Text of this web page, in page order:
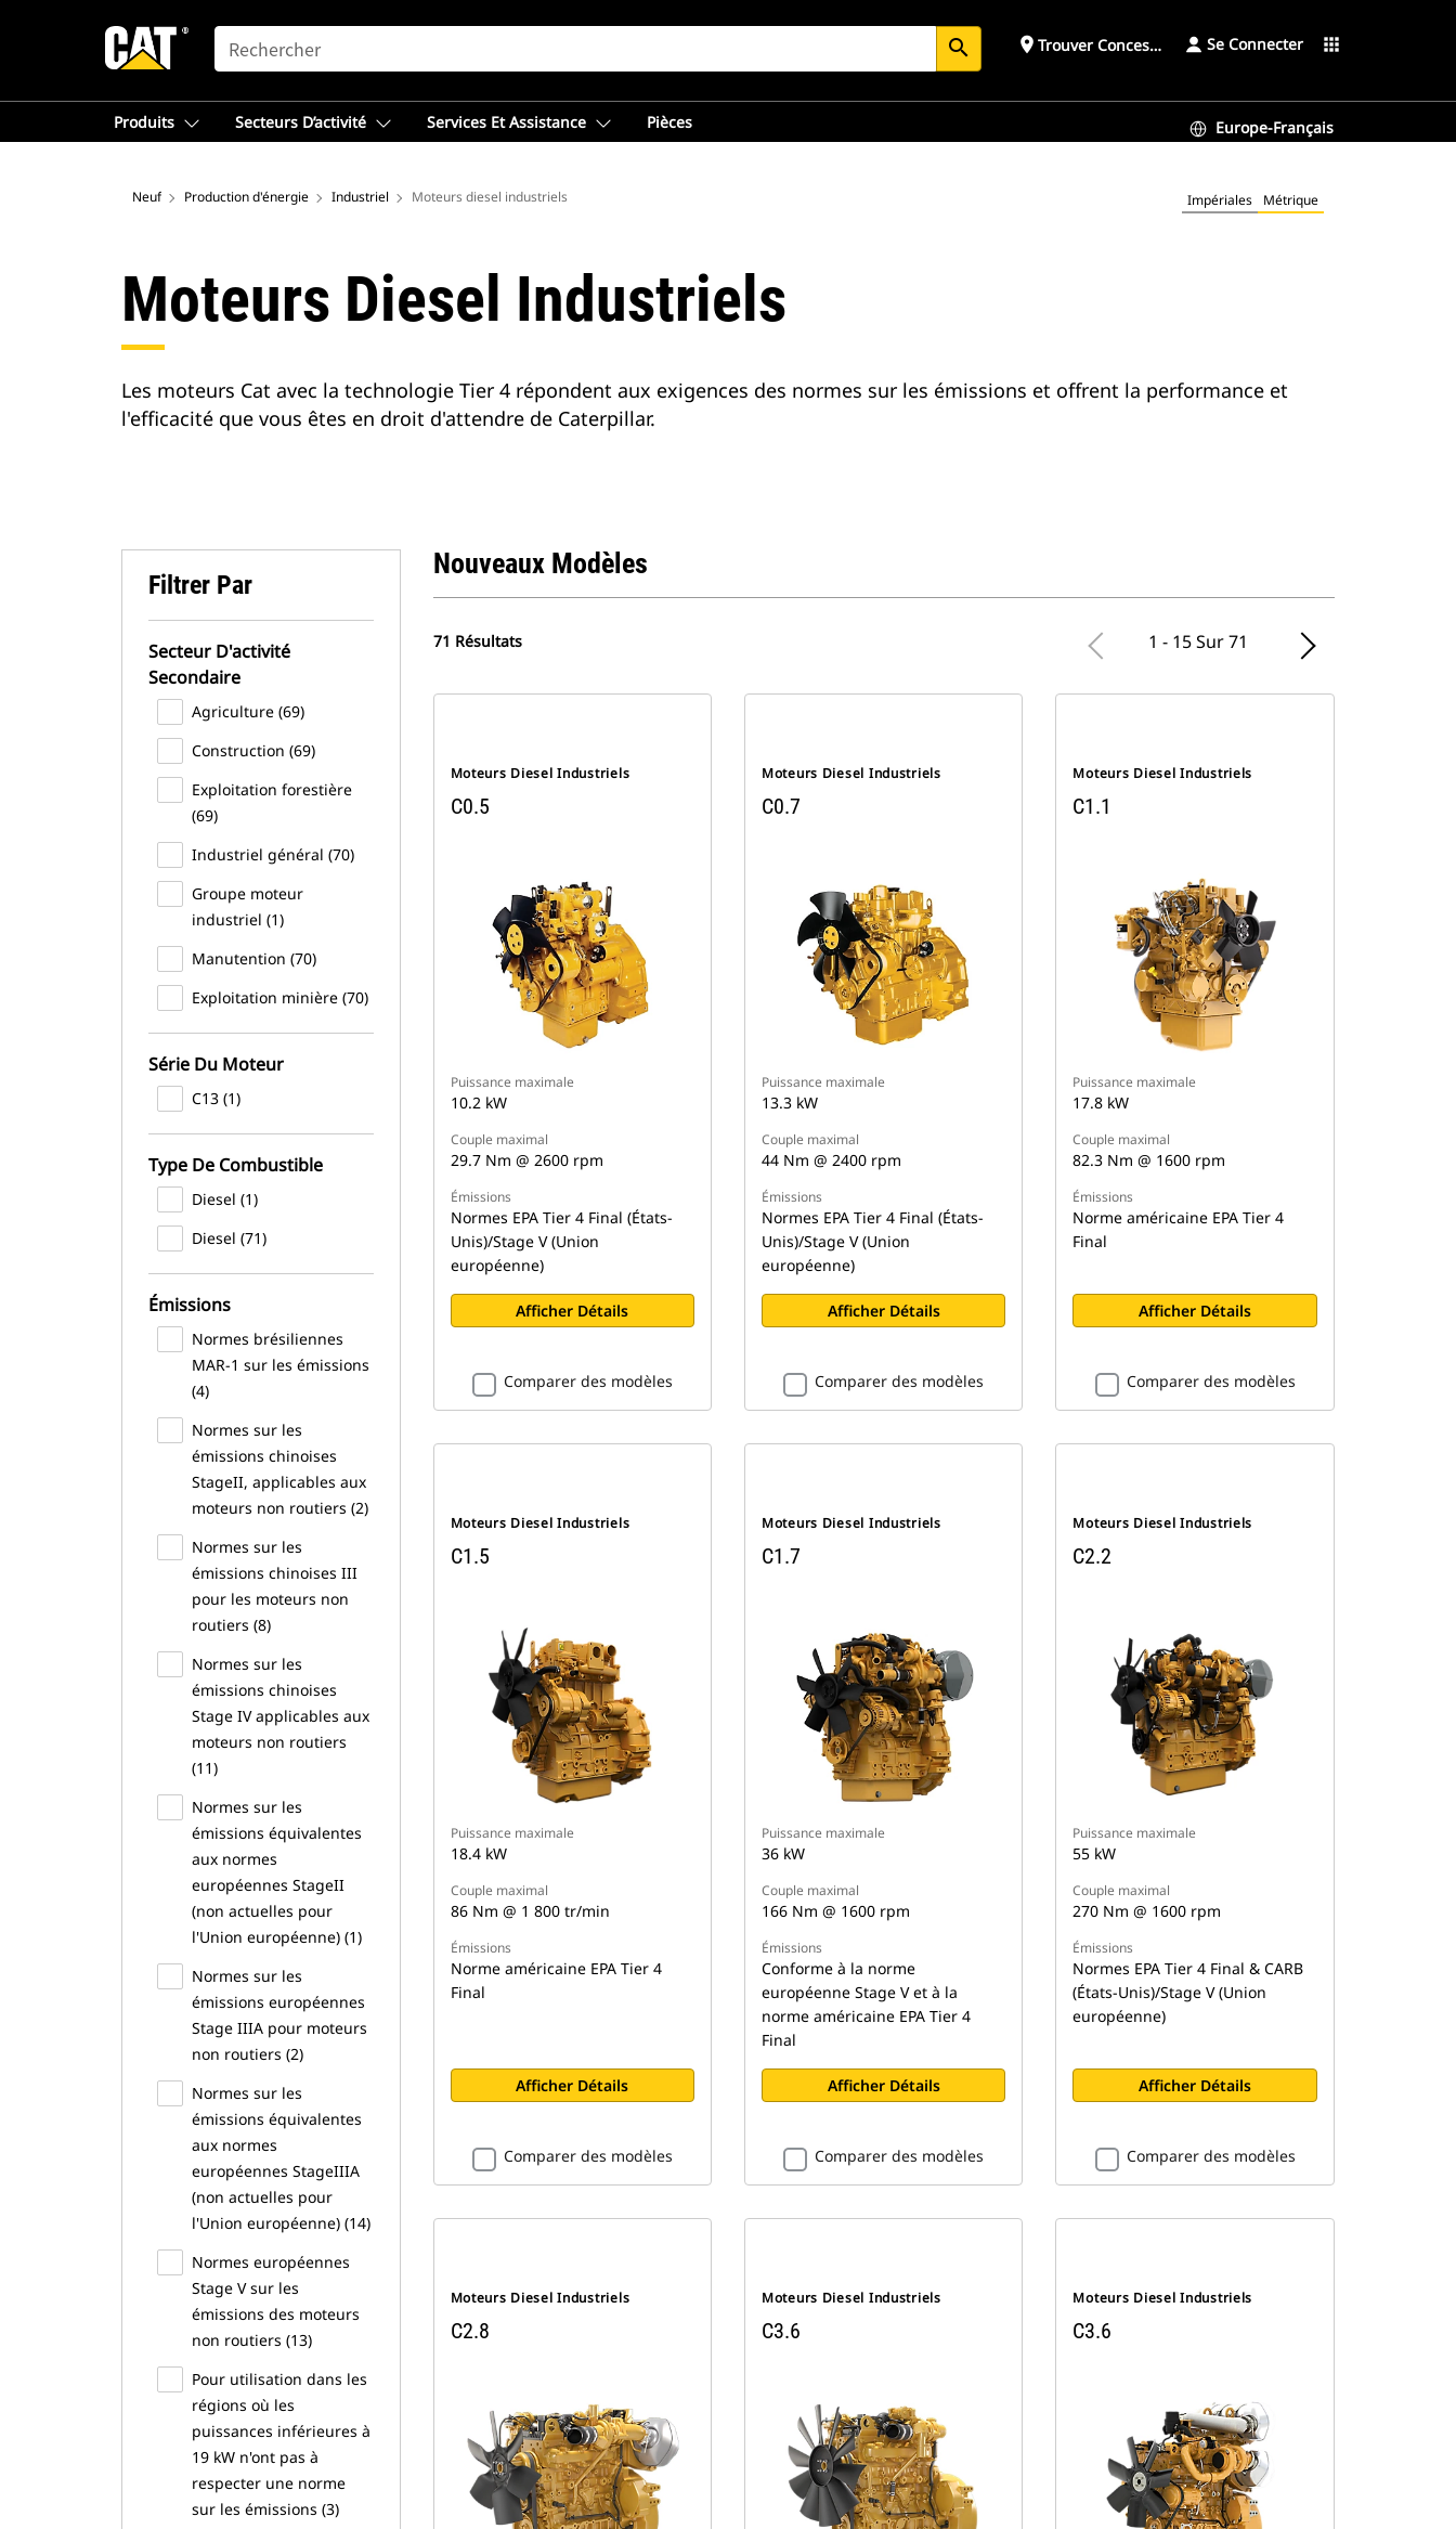
SEARCH search place Trouver ConcessionnaireSe Connecter apps
Produits Secteurs D’activité Services Et Assistance Pièces Europe-Français
Neuf Production d'énergie Industriel Moteurs diesel industriels Impériales Métrique
Moteurs Diesel Industriels
Les moteurs Cat avec la technologie Tier 4 répondent aux exigences des normes sur les émissions et offrent la performance et
l'efficacité que vous êtes en droit d'attendre de Caterpillar.
Filtrer Par
Secteur D'activité
Secondaire
Agriculture (69)
Construction (69)
Exploitation forestière
(69)
Industriel général (70)
Groupe moteur
industriel (1)
Manutention (70)
Exploitation minière (70)
Série Du Moteur
C13 (1)
Type De Combustible
Diesel (1)
Diesel (71)
Émissions
Normes brésiliennes
MAR-1 sur les émissions
(4)
Normes sur les
émissions chinoises
StageII, applicables aux
moteurs non routiers (2)
Normes sur les
émissions chinoises III
pour les moteurs non
routiers (8)
Normes sur les
émissions chinoises
Stage IV applicables aux
moteurs non routiers
(11)
Normes sur les
émissions équivalentes
aux normes
européennes StageII
(non actuelles pour
l'Union européenne) (1)
Normes sur les
émissions européennes
Stage IIIA pour moteurs
non routiers (2)
Normes sur les
émissions équivalentes
aux normes
européennes StageIIIA
(non actuelles pour
l'Union européenne) (14)
Normes européennes
Stage V sur les
émissions des moteurs
non routiers (13)
Pour utilisation dans les
régions où les
puissances inférieures à
19 kW n'ont pas à
respecter une norme
sur les émissions (3)
Nouveaux Modèles
71 Résultats 1 - 15 Sur 71
Moteurs Diesel Industriels
C0.5
Puissance maximale
10.2 kW
Couple maximal
29.7 Nm @ 2600 rpm
Émissions
Normes EPA Tier 4 Final (États-
Unis)/Stage V (Union
européenne)
Afficher Détails
Comparer des modèles
Moteurs Diesel Industriels
C0.7
Puissance maximale
13.3 kW
Couple maximal
44 Nm @ 2400 rpm
Émissions
Normes EPA Tier 4 Final (États-
Unis)/Stage V (Union
européenne)
Afficher Détails
Comparer des modèles
Moteurs Diesel Industriels
C1.1
Puissance maximale
17.8 kW
Couple maximal
82.3 Nm @ 1600 rpm
Émissions
Norme américaine EPA Tier 4
Final
Afficher Détails
Comparer des modèles
Moteurs Diesel Industriels
C1.5
Puissance maximale
18.4 kW
Couple maximal
86 Nm @ 1 800 tr/min
Émissions
Norme américaine EPA Tier 4
Final
Afficher Détails
Comparer des modèles
Moteurs Diesel Industriels
C1.7
Puissance maximale
36 kW
Couple maximal
166 Nm @ 1600 rpm
Émissions
Conforme à la norme
européenne Stage V et à la
norme américaine EPA Tier 4
Final
Afficher Détails
Comparer des modèles
Moteurs Diesel Industriels
C2.2
Puissance maximale
55 kW
Couple maximal
270 Nm @ 1600 rpm
Émissions
Normes EPA Tier 4 Final & CARB
(États-Unis)/Stage V (Union
européenne)
Afficher Détails
Comparer des modèles
Moteurs Diesel Industriels
C2.8
Moteurs Diesel Industriels
C3.6
Moteurs Diesel Industriels
C3.6